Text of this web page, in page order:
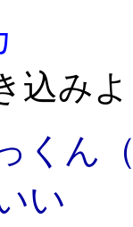
込み
くん
い